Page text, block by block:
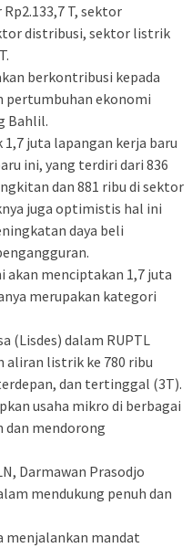
T, sektor
distribusi, sektor listrik
berkontribusi kepada
pertumbuhan ekonomi
Bahlil.
juta lapangan kerja baru
ini, yang terdiri dari 836
dan 881 ribu di sektor
juga optimistis hal ini
daya beli
akan menciptakan 1,7 juta
merupakan kategori
(Lisdes) dalam RUPTL
aliran listrik ke 780 ribu
dan tertinggal (3T).
usaha mikro di berbagai
dan mendorong
Darmawan Prasodjo
mendukung penuh dan
menjalankan mandat